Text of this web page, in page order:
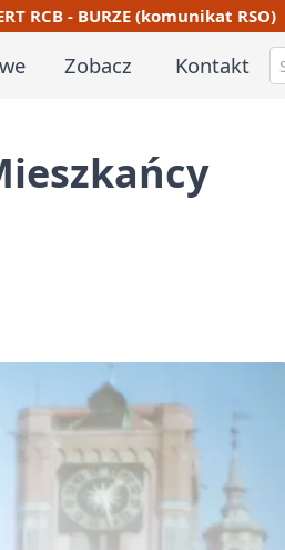
RCB - BURZE (komunikat RSO)
Zobacz Kontakt